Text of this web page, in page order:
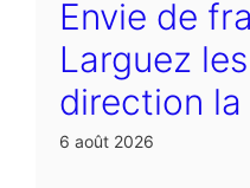
Envie de
Larguez
direction
6 août 2026